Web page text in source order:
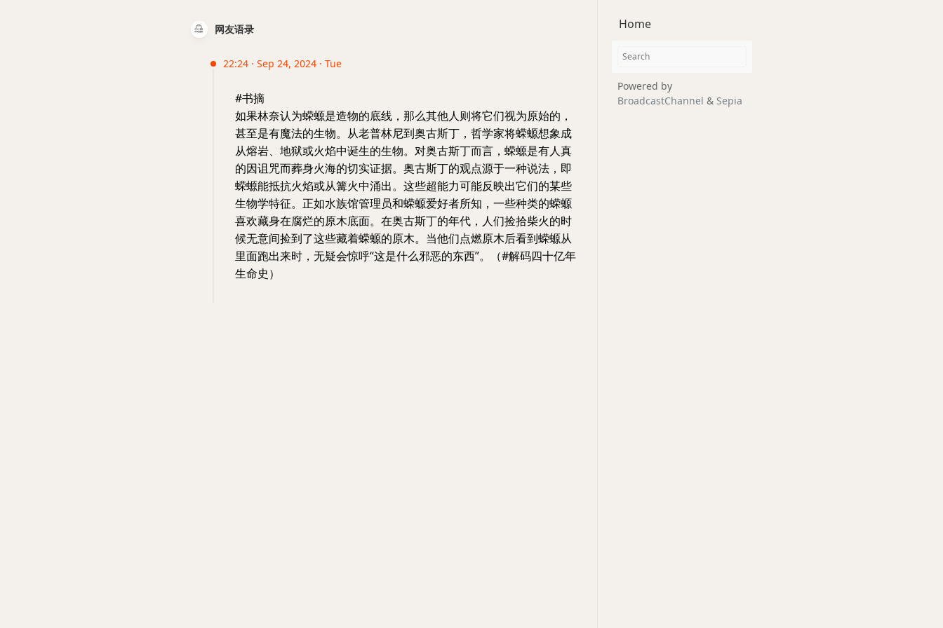
网友语录
22:24 · Sep 24, 2024 · Tue
#书摘
如果林奈认为蝾螈是造物的底线，那么其他人则将它们视为原始的，
甚至是有魔法的生物。从老普林尼到奥古斯丁，哲学家将蝾螈想象成
从熔岩、地狱或火焰中诞生的生物。对奥古斯丁而言，蝾螈是有人真
的因诅咒而葬身火海的切实证据。奥古斯丁的观点源于一种说法，即
蝾螈能抵抗火焰或从篝火中涌出。这些超能力可能反映出它们的某些
生物学特征。正如水族馆管理员和蝾螈爱好者所知，一些种类的蝾螈
喜欢藏身在腐烂的原木底面。在奥古斯丁的年代，人们捡拾柴火的时
候无意间捡到了这些藏着蝾螈的原木。当他们点燃原木后看到蝾螈从
里面跑出来时，无疑会惊呼“这是什么邪恶的东西”。（#解码四十亿年
生命史）
Home
Powered by
BroadcastChannel & Sepia